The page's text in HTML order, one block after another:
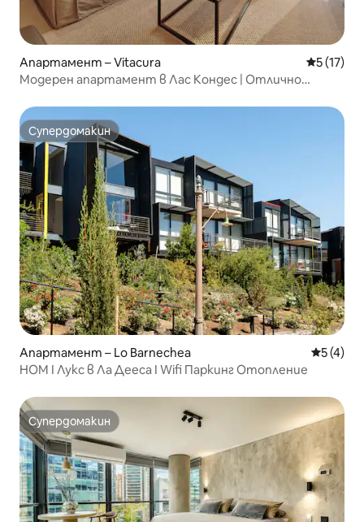
Апартамент – Vitacura Средна
5 (17)
Модерен апартамент в Лас Кондес | Отлично
Супердомакин
Супердомакин
Апартамент – Lo Barnechea Средна
5 (4)
HOM I Лукс в Ла Дееса I Wifi Паркинг Отопление
Супердомакин
Супердомакин